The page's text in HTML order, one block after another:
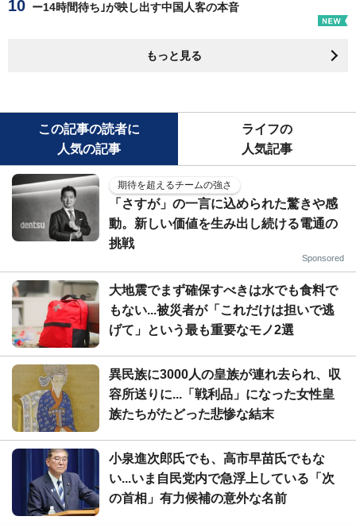
ー14時間待ち｣が映し出す中国人客の本音
もっと見る
この記事の読者に
人気の記事
ライフの
人気記事
期待を超えるチームの強さ
「さすが」の一言に込められた驚きや感
動。新しい価値を生み出し続ける電通の
挑戦
Sponsored
大地震でまず確保すべきは水でも食料で
もない...被災者が「これだけは担いで逃
げて」という最も重要なモノ2選
異民族に3000人の皇族が連れ去られ、収
容所送りに...「戦利品」になった女性皇
族たちがたどった悲惨な結末
小泉進次郎氏でも、高市早苗氏でもな
い...いま自民党内で急浮上している「次
の首相」有力候補の意外な名前